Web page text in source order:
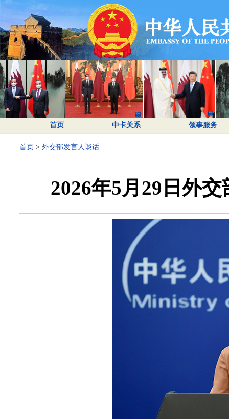
首页 中卡关系 领事服务
首页 > 外交部发言人谈话
2026年5月29日外